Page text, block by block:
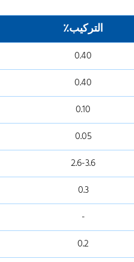
التركيب٪
0.40
0.40
0.10
0.05
2.6-3.6
0.3
-
0.2